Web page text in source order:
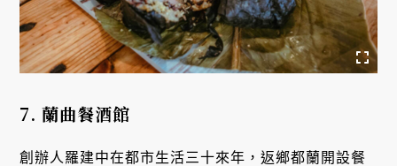
7. 蘭曲餐酒館
創辦人羅建中在都市生活三十來年，返鄉都蘭開設餐